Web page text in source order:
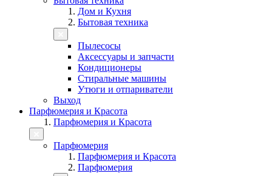
Дом и Кухня
Бытовая техника
Пылесосы
Аксессуары и запчасти
Кондиционеры
Стиральные машины
Утюги и отпариватели
Выход
Парфюмерия и Красота
Парфюмерия и Красота
Парфюмерия
Парфюмерия и Красота
Парфюмерия